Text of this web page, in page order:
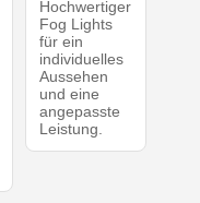
Hochwertiger
Fog Lights
für ein
individuelles
Aussehen
und eine
angepasste
Leistung.